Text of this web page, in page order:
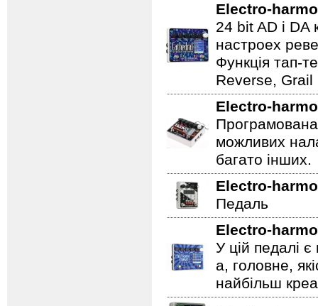
Electro-
24 bit AD і
настроех
Функція тап-
Reverse, Grail
Electro-
можливих
багато інших.
Electro-
Педаль
Electro-
У цій педалі
а, головне,
найбільш